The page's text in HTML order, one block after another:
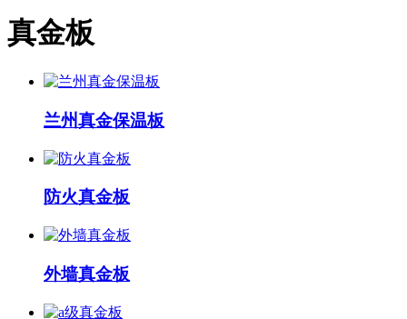
真金板
兰州真金保温板
防火真金板
外墙真金板